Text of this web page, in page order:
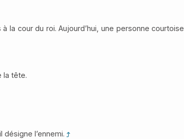
la cour du roi. Aujourd’hui, une personne courtoise
la tête.
désigne l’ennemi.